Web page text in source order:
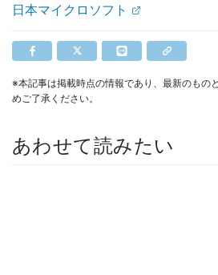
日本マイクロソフト
※本記事は掲載時点の情報であり、最新のもの
めご了承ください。
あわせて読みたい